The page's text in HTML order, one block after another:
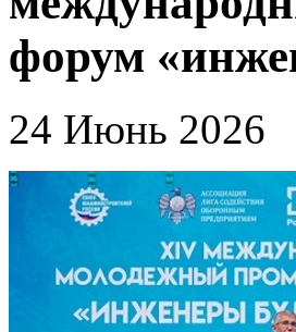
форум
24 Июнь 2026